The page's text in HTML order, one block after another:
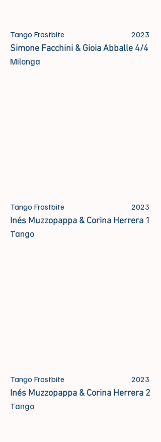
Tango Frostbite 2023
Simone Facchini & Gioia Abballe 4/4
Milonga
Tango Frostbite 2023
Inés Muzzopappa & Corina Herrera 1
Tango
Tango Frostbite 2023
Inés Muzzopappa & Corina Herrera 2
Tango